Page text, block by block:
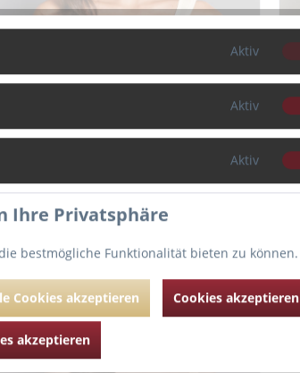
Aktiv
Aktiv
Aktiv
Ihre Privatsphäre
bestmögliche Funktionalität bieten zu können.
Cookies akzeptieren Cookies akzeptieren
akzeptieren